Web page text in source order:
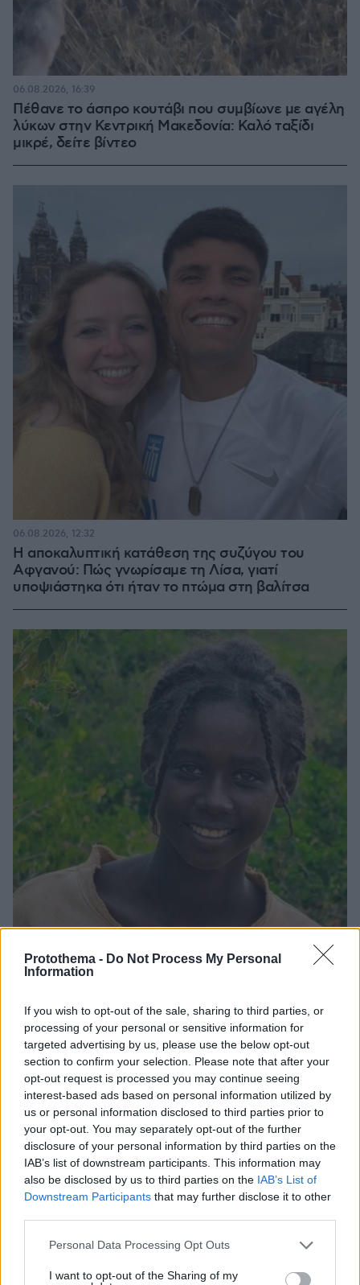
Protothema - Do Not Process My Personal
Information
If you wish to opt-out of the sale, sharing to third parties, or
processing of your personal or sensitive information for
targeted advertising by us, please use the below opt-out
section to confirm your selection. Please note that after your
opt-out request is processed you may continue seeing
interest-based ads based on personal information utilized by
us or personal information disclosed to third parties prior to
your opt-out. You may separately opt-out of the further
disclosure of your personal information by third parties on the
IAB’s list of downstream participants. This information may
also be disclosed by us to third parties on the IAB’s List of
Downstream Participants that may further disclose it to other
Please note that this website/app uses one or more Google
not limited to your visit or usage behaviour. You may click to
Personal Data Processing Opt Outs
I want to opt-out of the Sharing of my
Πέθανε το άσπρο κουτάβι που συμβίωνε με αγέλη
λύκων στην Κεντρική Μακεδονία: Καλό ταξίδι
μικρέ, δείτε βίντεο
06.08.2026, 16:39
Η αποκαλυπτική κατάθεση της συζύγου του
Αφγανού: Πώς γνωρίσαμε τη Λίσα, γιατί
υποψιάστηκα ότι ήταν το πτώμα στη βαλίτσα
06.08.2026, 12:32
Αιθιοπία έγινε viral, δείτε την εντυπωσιακή
μεταμόρφωσή της από μακιγιέρ
06.08.2026, 09:18
Η απουσία μέσα στη νύχτα και η
λεπτομέρεια στα μηνύματα: Πώς η
σύζυγος του Αφγανού ξεκίνησε να
τον υποπτεύεται για τη δολοφονία της
Βρετανίδας στην Κυψέλη
06.08.2026, 15:36 116
Δημήτρης Ξανθάκης: Η γνήσια λαϊκή
του τραγούδια, γιατί δεν έκανε